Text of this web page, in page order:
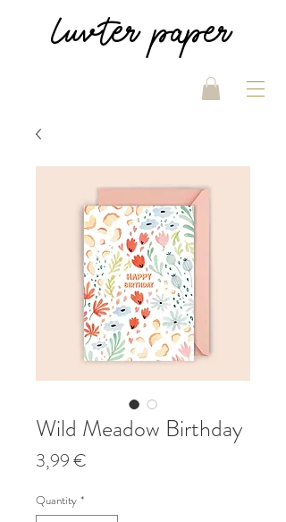
luvter paper
Wild Meadow Birthday
3,99 €
Quantity *